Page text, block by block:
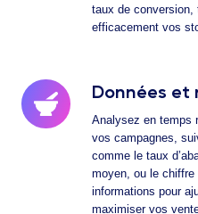
taux de conversion,
efficacement vos
Données et
Analysez en temps
vos campagnes,
comme le taux
moyen, ou le chiffre
informations pour
maximiser vos
Données
et
reporting